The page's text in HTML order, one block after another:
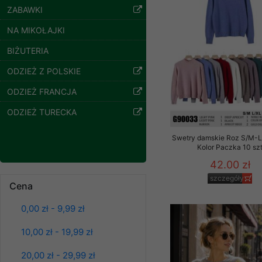
ZABAWKI
NA MIKOŁAJKI
BIŻUTERIA
ODZIEŻ Z POLSKIE
ODZIEŻ FRANCJA
ODZIEŻ TURECKA
Cena
0,00 zł - 9,99 zł
10,00 zł - 19,99 zł
20,00 zł - 29,99 zł
Kolor Paczka 10 szt
szczegóły
Swetry damskie Roz S/M-
Kolor Paczka 10 szt
42.00 zł
szczegóły
Klientów
ochronie danych
serwerach
pracownicy Sklepu.
Każdy Klient, który
ich weryfikacji,
Sklep nie przekazuje,
chyba że dzieje się
prawa organów
Nasz Sklep
przez nasz serwer i
jego indywidualnych
opcję przyjmowania
może wpłynąć na
Klienta przechowują
• sesji
• ostatnio